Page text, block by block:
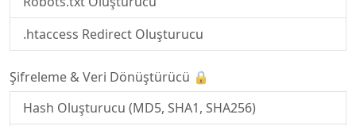
.htaccess Redirect Oluşturucu
Şifreleme & Veri Dönüştürücü 🔒
Hash Oluşturucu (MD5, SHA1, SHA256)